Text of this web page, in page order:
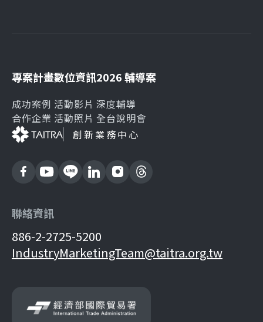
專案計畫
成功案例
合作企業
數位資訊
活動影片
活動照片
2026 輔導案
深度輔導
全台說明會
創新業務中心
聯絡資訊
886-2-2725-5200
IndustryMarketingTeam@taitra.org.tw